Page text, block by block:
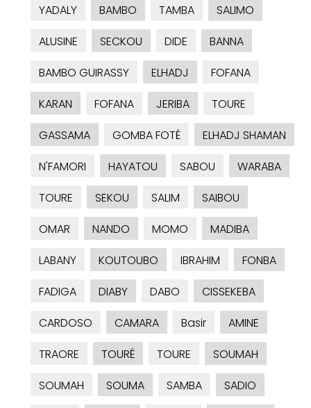
YADALY
BAMBO TAMBA
SALIMO
ALUSINE
SECKOU DIDE
BANNA
BAMBO GUIRASSY
ELHADJ
FOFANA
KARAN
FOFANA JERIBA
TOURE
GASSAMA
GOMBA FOTÉ
ELHADJ SHAMAN
N'FAMORI
HAYATOU SABOU
WARABA
TOURE
SEKOU SALIM
SAIBOU
OMAR
NANDO MOMO
MADIBA
LABANY
KOUTOUBO IBRAHIM
FONBA
FADIGA
DIABY DABO
CISSEKEBA
CARDOSO
CAMARA Basir
AMINE
TRAORE
TOURÉ TOURE
SOUMAH
SOUMAH
SOUMA SAMBA
SADIO